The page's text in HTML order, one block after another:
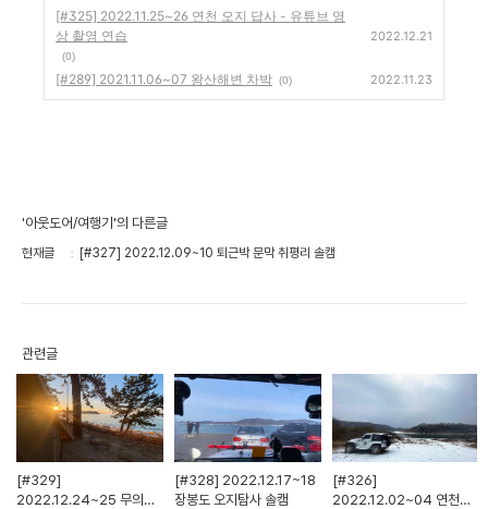
[#325] 2022.11.25~26 연천 오지 답사 - 유튜브 영
상 촬영 연습
(0)
2022.12.21
[#289] 2021.11.06~07 왕산해변 차박 (0) 2022.11.23
'아웃도어/여행기'의 다른글
현재글 [#327] 2022.12.09~10 퇴근박 문막 취평리 솔캠
관련글
[#329]
2022.12.24~25 무의도
[#328] 2022.12.17~18
장봉도 오지탐사 솔캠
[#326]
2022.12.02~04 연천